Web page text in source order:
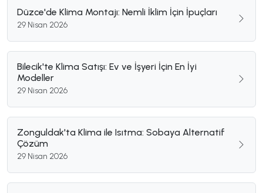
Düzce'de Klima Montajı: Nemli İklim İçin İpuçları
29 Nisan 2026
Bilecik'te Klima Satışı: Ev ve İşyeri İçin En İyi
Modeller
29 Nisan 2026
Zonguldak'ta Klima ile Isıtma: Sobaya Alternatif
Çözüm
29 Nisan 2026